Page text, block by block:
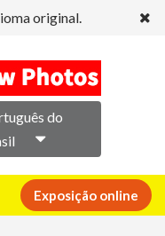
original.
do
Exposição online